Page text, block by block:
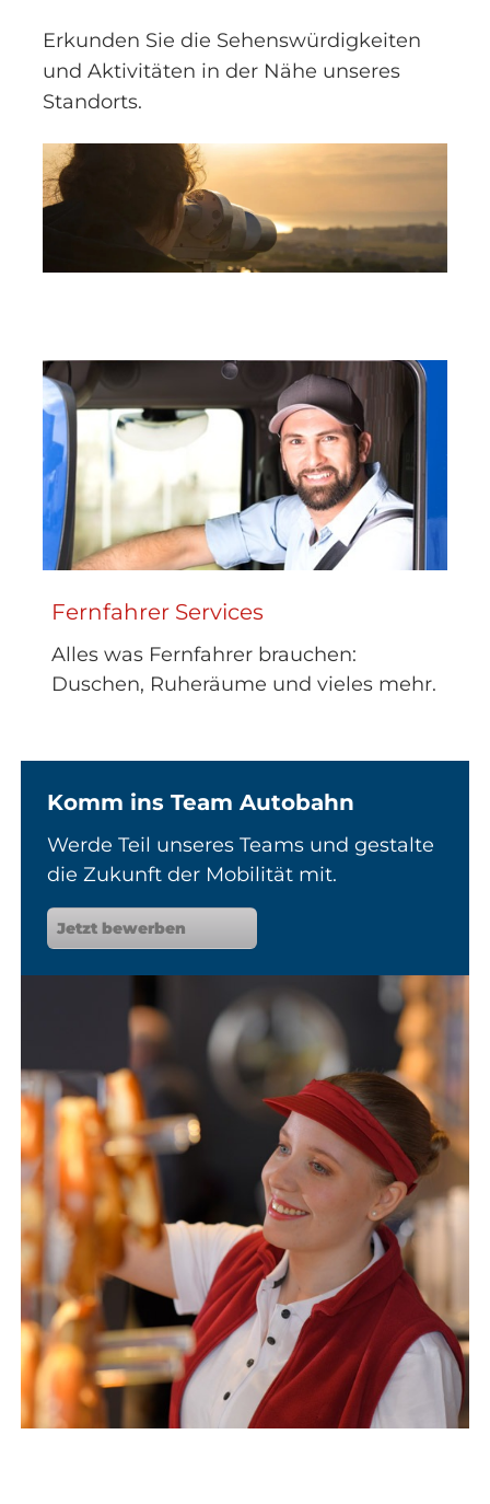
Erkunden Sie die Sehenswürdigkeiten
und Aktivitäten in der Nähe unseres
Standorts.
Fernfahrer Services
Alles was Fernfahrer brauchen:
Duschen, Ruheräume und vieles mehr.
Komm ins Team Autobahn
Werde Teil unseres Teams und gestalte
die Zukunft der Mobilität mit.
Jetzt bewerben